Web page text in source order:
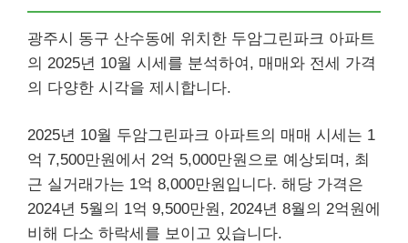
광주시 동구 산수동에 위치한 두암그린파크 아파트
의 2025년 10월 시세를 분석하여, 매매와 전세 가격
의 다양한 시각을 제시합니다.
2025년 10월 두암그린파크 아파트의 매매 시세는 1
억 7,500만원에서 2억 5,000만원으로 예상되며, 최
근 실거래가는 1억 8,000만원입니다. 해당 가격은
2024년 5월의 1억 9,500만원, 2024년 8월의 2억원에
비해 다소 하락세를 보이고 있습니다.